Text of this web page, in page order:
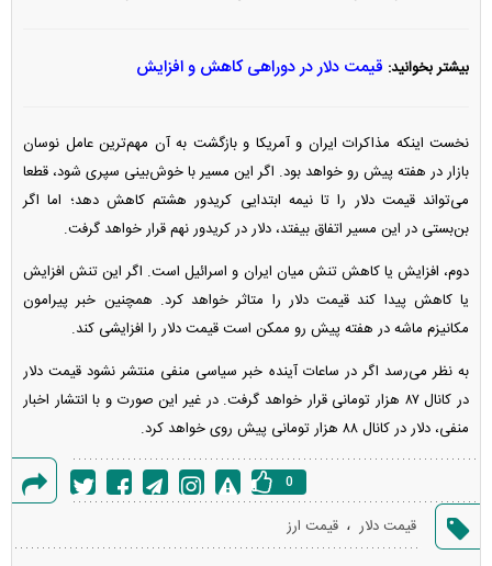
بیشتر بخوانید: قیمت دلار در دوراهی کاهش و افزایش
نخست اینکه مذاکرات ایران و آمریکا و بازگشت به آن مهم‌ترین عامل نوسان
بازار در هفته پیش رو خواهد بود. اگر این مسیر با خوش‌بینی سپری شود، قطعا
می‌تواند قیمت دلار را تا نیمه ابتدایی کریدور هشتم کاهش دهد؛ اما اگر
بن‌بستی در این مسیر اتفاق بیفتد، دلار در کریدور نهم قرار خواهد گرفت.
دوم، افزایش یا کاهش تنش میان ایران و اسرائیل است. اگر این تنش افزایش
یا کاهش پیدا کند قیمت دلار را متاثر خواهد کرد. همچنین خبر پیرامون
مکانیزم ماشه در هفته پیش رو ممکن است قیمت دلار را افزایشی کند.
به نظر می‌رسد اگر در ساعات آینده خبر سیاسی منفی منتشر نشود قیمت دلار
در کانال ۸۷ هزار تومانی قرار خواهد گرفت. در غیر این صورت و با انتشار اخبار
منفی، دلار در کانال ۸۸ هزار تومانی پیش روی خواهد کرد.
خطا
0
قیمت دلار ، قیمت ارز